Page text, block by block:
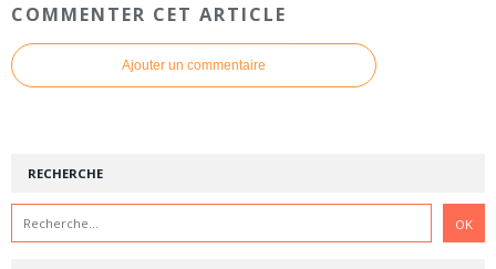
COMMENTER CET ARTICLE
Ajouter un commentaire
RECHERCHE